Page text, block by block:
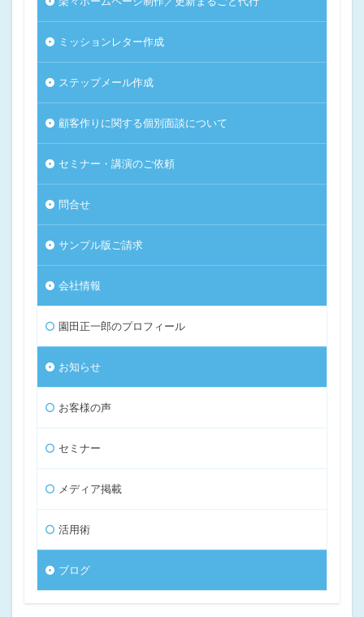
ミッションレター作成
ステップメール作成
顧客作りに関する個別面談について
セミナー・講演のご依頼
問合せ
サンプル版ご請求
会社情報
園田正一郎のプロフィール
お知らせ
お客様の声
セミナー
メディア掲載
活用術
ブログ